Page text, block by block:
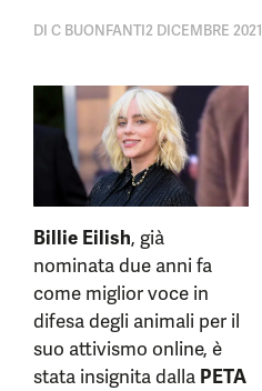
DI C BUONFANTI2 DICEMBRE 2021
Billie Eilish, già
nominata due anni fa
come miglior voce in
difesa degli animali per il
suo attivismo online, è
stata insignita dalla PETA